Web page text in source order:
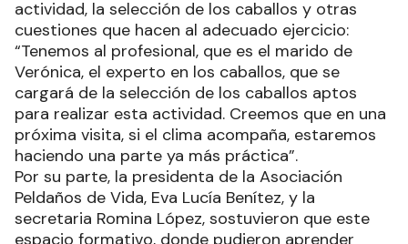
actividad, la selección de los caballos y otras
cuestiones que hacen al adecuado ejercicio:
“Tenemos al profesional, que es el marido de
Verónica, el experto en los caballos, que se
cargará de la selección de los caballos aptos
para realizar esta actividad. Creemos que en una
próxima visita, si el clima acompaña, estaremos
haciendo una parte ya más práctica”.
Por su parte, la presidenta de la Asociación
Peldaños de Vida, Eva Lucía Benítez, y la
secretaria Romina López, sostuvieron que este
espacio formativo, donde pudieron aprender